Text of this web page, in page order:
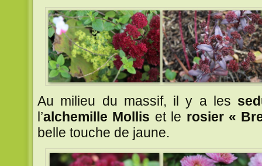
Au milieu du massif, il y a les
l’alchemille Mollis et le rosier «
belle touche de jaune.